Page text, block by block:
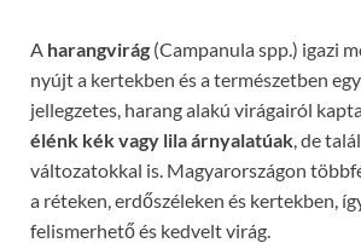
A harangvirág (Campanula spp.) igazi
nyújt a kertekben és a természetben
jellegzetes, harang alakú virágairól
élénk kék vagy lila árnyalatúak , de
változatokkal is. Magyarországon
a réteken, erdőszéleken és kertekben,
felismerhető és kedvelt virág.